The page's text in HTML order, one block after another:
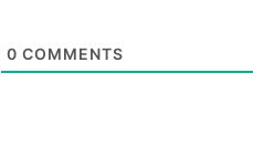
0 COMMENTS